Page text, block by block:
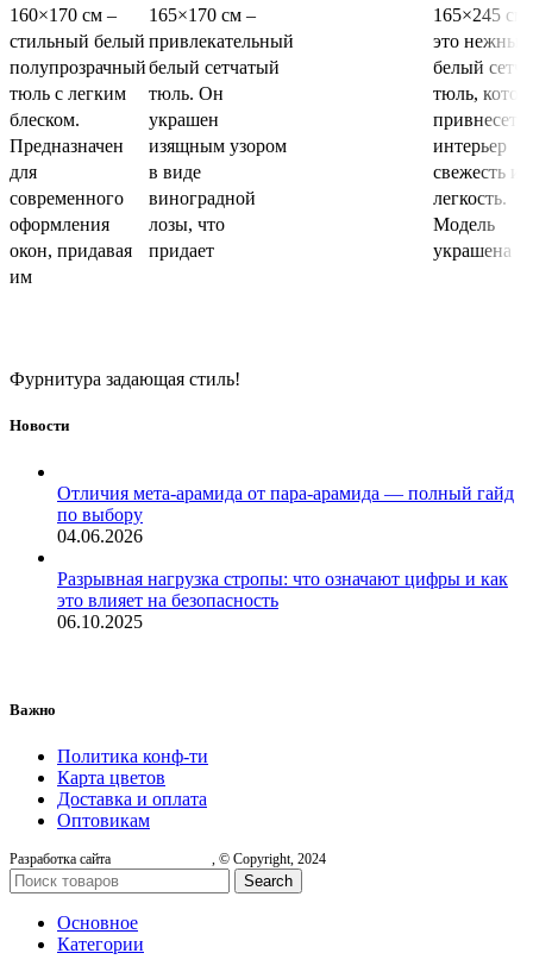
160×170 см –
стильный белый
полупрозрачный
тюль с легким
блеском.
Предназначен
для
современного
оформления
окон, придавая
им
165×170 см –
привлекательный
белый сетчатый
тюль. Он
украшен
изящным узором
в виде
виноградной
лозы, что
придает
165×245 см
это нежный
белый
тюль,
привнесет в
интерьер
свежесть и
легкость.
Модель
украшена
Фурнитура задающая стиль!
Новости
Отличия мета-арамида от пара-арамида — полный гайд
по выбору
04.06.2026
Разрывная нагрузка стропы: что означают цифры и как
это влияет на безопасность
06.10.2025
Важно
Политика конф-ти
Карта цветов
Доставка и оплата
Оптовикам
Разработка сайта , © Copyright, 2024
Search
Основное
Категории